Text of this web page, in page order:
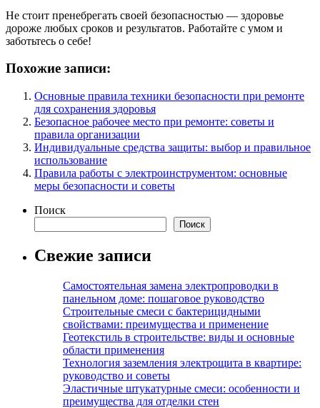
Не стоит пренебрегать своей безопасностью — здоровье
дороже любых сроков и результатов. Работайте с умом и
заботьтесь о себе!
Похожие записи:
Основные правила техники безопасности при ремонте
для сохранения здоровья
Безопасное рабочее место при ремонте: советы и
правила организации
Индивидуальные средства защиты: выбор и правильное
использование
Правила работы с электроинструментом: основные
меры безопасности и советы
Поиск
Поиск
Свежие записи
Самостоятельная замена электропроводки в
панельном доме: пошаговое руководство
Строительные смеси с бактерицидными
свойствами: преимущества и применение
Геотекстиль в строительстве: виды и основные
области применения
Технология заземления электрощита в квартире:
руководство и советы
Эластичные штукатурные смеси: особенности и
преимущества для отделки стен